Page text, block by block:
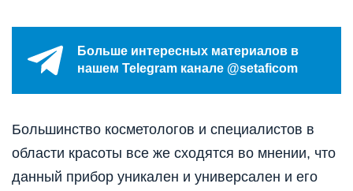
Больше интересных материалов в
нашем Telegram канале @setaficom
Большинство косметологов и специалистов в
области красоты все же сходятся во мнении, что
данный прибор уникален и универсален и его